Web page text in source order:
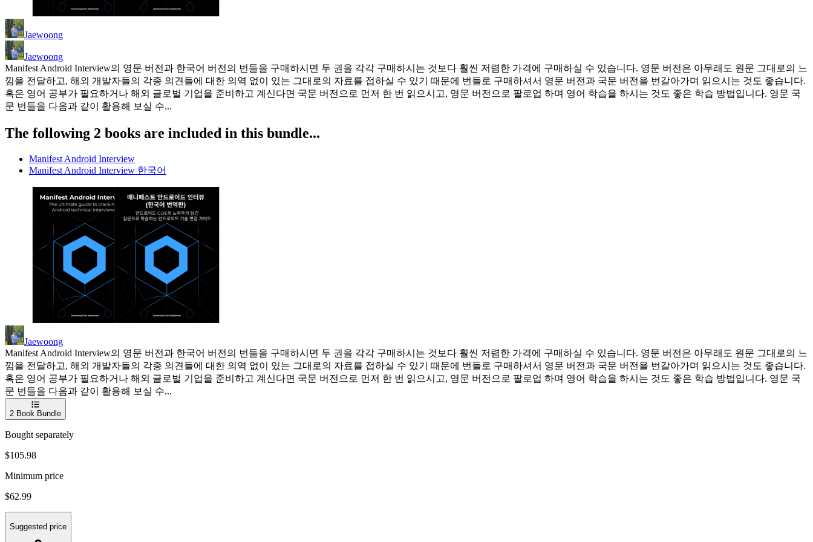
Jaewoong
Jaewoong
Manifest Android Interview의 영문 버전과 한국어 버전의 번들을 구매하시면 두 권을 각각 구매하시는 것보다 훨씬 저렴한 가격에 구매하실 수 있습니다. 영문 버전은 아무래도 원문 그대로의 느
낌을 전달하고, 해외 개발자들의 각종 의견들에 대한 의역 없이 있는 그대로의 자료를 접하실 수 있기 때문에 번들로 구매하셔서 영문 버전과 국문 버전을 번갈아가며 읽으시는 것도 좋습니다.
혹은 영어 공부가 필요하거나 해외 글로벌 기업을 준비하고 계신다면 국문 버전으로 먼저 한 번 읽으시고, 영문 버전으로 팔로업 하며 영어 학습을 하시는 것도 좋은 학습 방법입니다. 영문 국
문 번들을 다음과 같이 활용해 보실 수...
The following 2 books are included in this bundle...
Manifest Android Interview
Manifest Android Interview 한국어
Jaewoong
Manifest Android Interview의 영문 버전과 한국어 버전의 번들을 구매하시면 두 권을 각각 구매하시는 것보다 훨씬 저렴한 가격에 구매하실 수 있습니다. 영문 버전은 아무래도 원문 그대로의 느
낌을 전달하고, 해외 개발자들의 각종 의견들에 대한 의역 없이 있는 그대로의 자료를 접하실 수 있기 때문에 번들로 구매하셔서 영문 버전과 국문 버전을 번갈아가며 읽으시는 것도 좋습니다.
혹은 영어 공부가 필요하거나 해외 글로벌 기업을 준비하고 계신다면 국문 버전으로 먼저 한 번 읽으시고, 영문 버전으로 팔로업 하며 영어 학습을 하시는 것도 좋은 학습 방법입니다. 영문 국
문 번들을 다음과 같이 활용해 보실 수...
2 Book Bundle
Bought separately
$105.98
Minimum price
$62.99
Suggested price